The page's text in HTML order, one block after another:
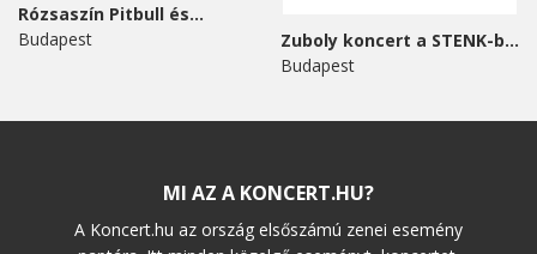
Rózsaszín Pitbull és...
Budapest
Zuboly koncert a STENK-ben
Budapest
MI AZ A KONCERT.HU?
A Koncert.hu az ország elsőszámú zenei esemény